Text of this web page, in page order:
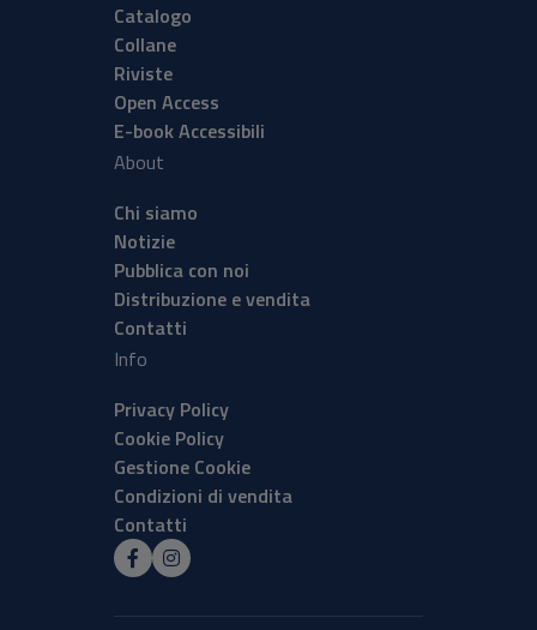
Catalogo
Collane
Riviste
Open Access
E-book Accessibili
About
Chi siamo
Notizie
Pubblica con noi
Distribuzione e vendita
Contatti
Info
Privacy Policy
Cookie Policy
Gestione Cookie
Condizioni di vendita
Contatti